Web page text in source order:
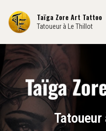
contenu
principal
Taïga Zore Art Tattoo
Tatoueur à Le Thillot